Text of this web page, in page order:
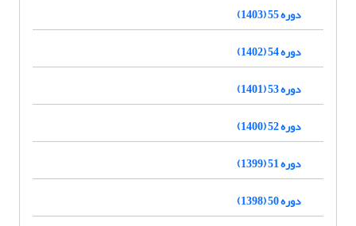
دوره 55 (1403)
دوره 54 (1402)
دوره 53 (1401)
دوره 52 (1400)
دوره 51 (1399)
دوره 50 (1398)